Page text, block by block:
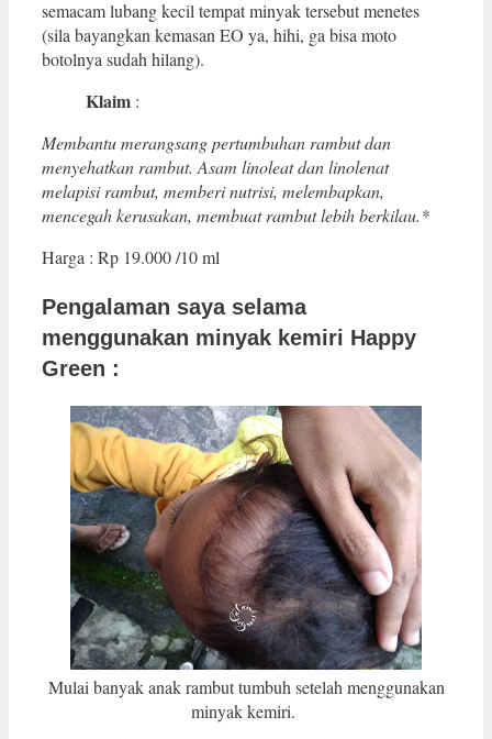
semacam lubang kecil tempat minyak tersebut menetes
(sila bayangkan kemasan EO ya, hihi, ga bisa moto
botolnya sudah hilang).
Klaim :
Membantu merangsang pertumbuhan rambut dan
menyehatkan rambut. Asam linoleat dan linolenat
melapisi rambut, memberi nutrisi, melembapkan,
mencegah kerusakan, membuat rambut lebih berkilau.*
Harga : Rp 19.000 /10 ml
Pengalaman saya selama
menggunakan minyak kemiri Happy
Green :
Mulai banyak anak rambut tumbuh setelah menggunakan
minyak kemiri.